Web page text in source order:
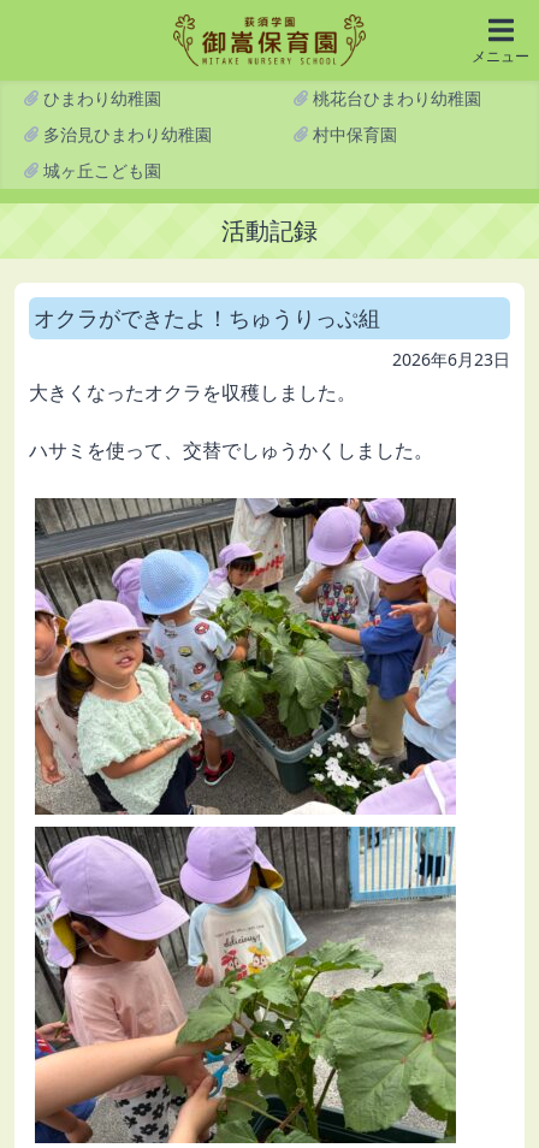
メニュー
ひまわり幼稚園
桃花台ひまわり幼稚園
多治見ひまわり幼稚園
村中保育園
城ヶ丘こども園
活動記録
オクラができたよ！ちゅうりっぷ組
2026年6月23日
大きくなったオクラを収穫しました。
ハサミを使って、交替でしゅうかくしました。